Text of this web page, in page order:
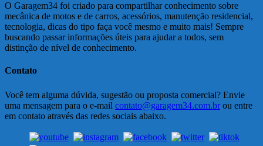
O Garagem34 foi criado para compartilhar conhecimento sobre
mecânica de motos e de carros, acessórios, manutenção residencial,
tecnologia, dicas do tipo faça você mesmo e muito mais! Sempre
buscando passar informações úteis para ajudar a todos, sem
distinção de nível de conhecimento.
Contato
Você tem alguma dúvida, sugestão ou proposta comercial? Envie
uma mensagem para o e-mail contato@garagem34.com.br ou entre
em contato através das redes sociais abaixo.